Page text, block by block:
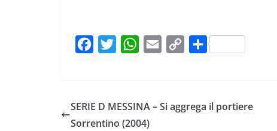
W
L
C
SERIE D MESSINA – Si aggrega il portiere
Sorrentino (2004)